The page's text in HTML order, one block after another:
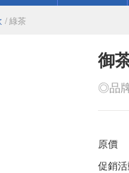
/ 綠茶
御
◎品
原價
促銷